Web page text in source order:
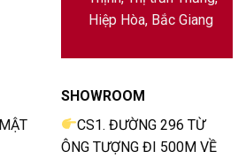
Hiệp Hòa, Bắc Giang
SHOWROOM
CS1. ĐƯỜNG 296 TỪ
ÔNG TƯỢNG ĐI 500M VỀ